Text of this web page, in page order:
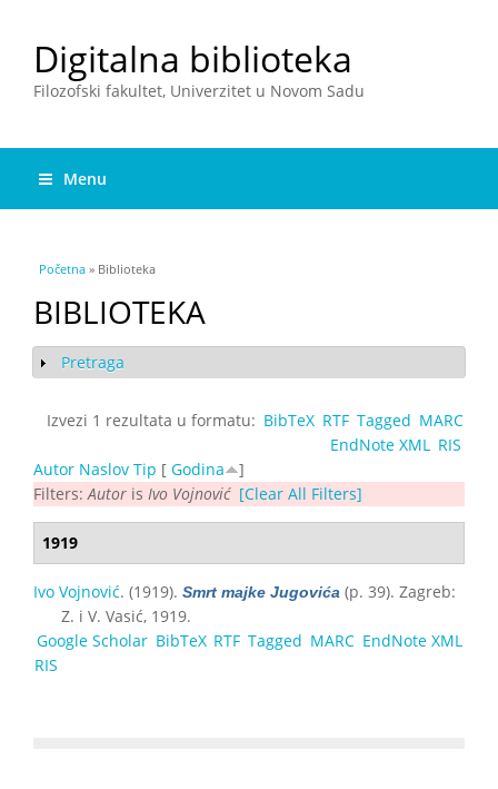
Digitalna biblioteka
Filozofski fakultet, Univerzitet u Novom Sadu
Menu
You are here
Početna » Biblioteka
BIBLIOTEKA
Show
Pretraga
Izvezi 1 rezultata u formatu: BibTeX RTF Tagged MARC
EndNote XML
RIS
Autor Naslov Tip [ Godina
]
Filters: Autor is Ivo Vojnović [Clear All Filters]
1919
Ivo Vojnović. (1919). Smrt majke Jugovića (p. 39). Zagreb:
Z. i V. Vasić, 1919.
Google Scholar BibTeX RTF Tagged MARC EndNote XML
RIS